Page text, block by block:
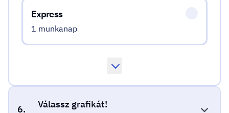
Express
1 munkanap
6. Válassz grafikát!